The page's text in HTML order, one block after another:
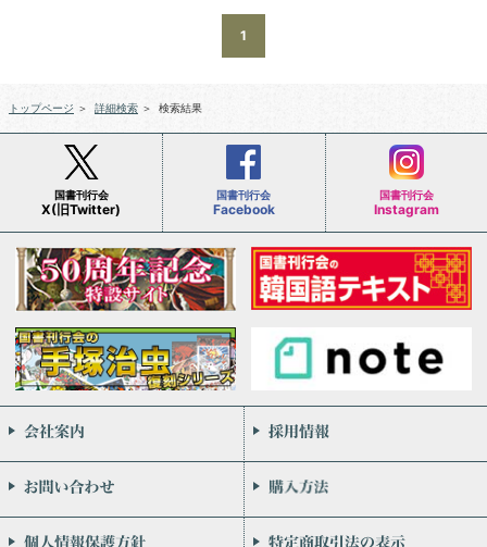
1
トップページ ＞ 詳細検索 ＞ 検索結果
国書刊行会
X(旧Twitter)
国書刊行会
Facebook
国書刊行会
Instagram
会社案内
お問い合わせ
個人情報保護方針